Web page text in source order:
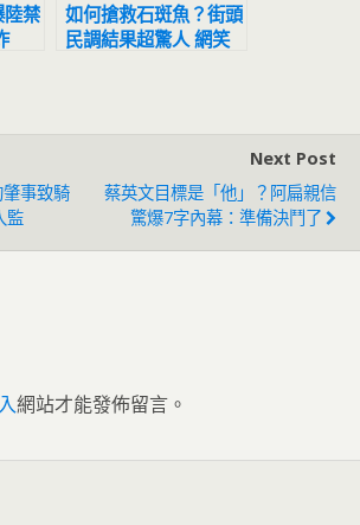
陸禁
如何搶救石斑魚？街頭
民調結果超驚人 網笑
事致騎
監
Next Post
蔡英文目標是「他」？阿扁親信
驚爆7字內幕：準備決鬥了
網站才能發佈留言。